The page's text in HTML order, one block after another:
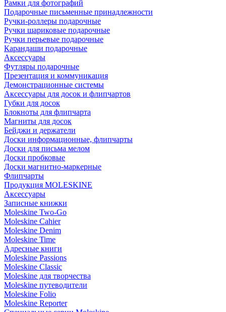
Рамки для фотографий
Подарочные письменные принадлежности
Ручки-роллеры подарочные
Ручки шариковые подарочные
Ручки перьевые подарочные
Карандаши подарочные
Аксессуары
Футляры подарочные
Презентация и коммуникация
Демонстрационные системы
Аксессуары для досок и флипчартов
Губки для досок
Блокноты для флипчарта
Магниты для досок
Бейджи и держатели
Доски информационные, флипчарты
Доски для письма мелом
Доски пробковые
Доски магнитно-маркерные
Флипчарты
Продукция MOLESKINE
Аксессуары
Записные книжки
Moleskine Two-Go
Moleskine Cahier
Moleskine Denim
Moleskine Time
Адресные книги
Moleskine Passions
Moleskine Classic
Moleskine для творчества
Moleskine путеводители
Moleskine Folio
Moleskine Reporter